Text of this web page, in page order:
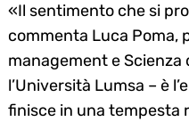
«Il sentimento che si
commenta Luca Poma,
management e
l’Università Lumsa – è
finisce in una tempesta